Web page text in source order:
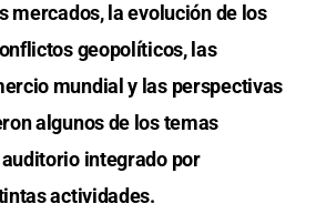
mercados, la evolución de los
geopolíticos, las
mundial y las perspectivas
algunos de los temas
integrado por
actividades.